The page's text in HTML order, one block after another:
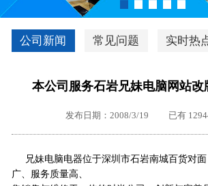
联系我
深优通
深一集
外地客
公司新闻 常见问题 实时热
本公司服务石岩兄妹电脑网站改
发布日期：2008/3/19 已有
兄妹电脑电器位于深圳市石岩南城百货对面
广、服务质量高、